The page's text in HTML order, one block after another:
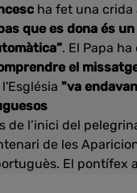
ha fet una crida
que es dona és
. El Papa
el
"va
de l’inici del
de les
El pontífex